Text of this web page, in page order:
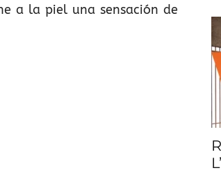
a la piel una sensación de